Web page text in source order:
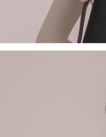
【Panduan Penggunaan
1. Perkhidmatan ini
mudah alih boleh segera
(Hanya untuk nombor
pesanan ditubuhkan, akan
transaksi Gogo, selepas
ansuran yang diingini,
mengesahkan
3. Jumlah kelulusan
adalah berdasarkan
untuk menggunakan AFTEE.
Sila hubungi NP Taiwan Inc.
mempunyai sebarang
penggunaan pada data